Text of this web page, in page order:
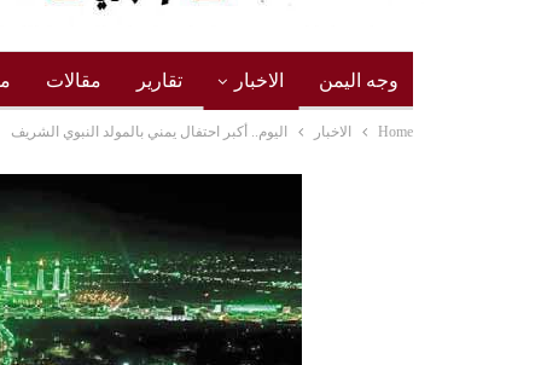
وجه اليمن الاخبار تقارير مقالات
Home الاخبار اليوم.. أكبر احتفال يمني بالمولد النبوي الشريف